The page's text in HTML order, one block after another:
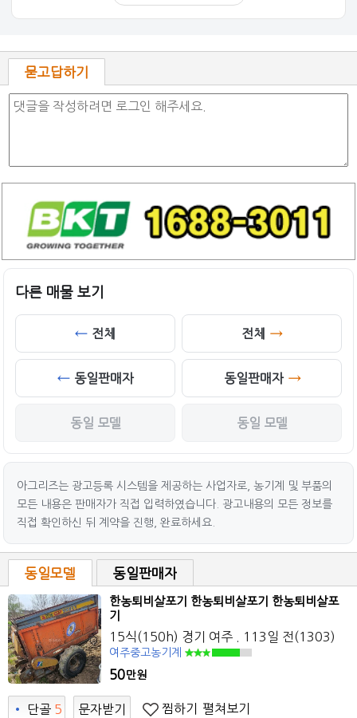
묻고답하기
다른 매물 보기
전체
동일판매자
동일 모델
전체
동일판매자
동일 모델
아그리즈는 광고등록 시스템을 제공하는 사업자로, 농기계 및 부품의
모든 내용은 판매자가 직접 입력하였습니다. 광고내용의 모든 정보를
직접 확인하신 뒤 계약을 진행, 완료하세요.
동일모델 동일판매자
한농퇴비살포기 한농퇴비살포기 한농퇴비살포
기
15식(150h) 경기 여주 . 113일 전(1303)
여주중고농기계
50만원
• 단골 5
문자받기 찜하기 펼쳐보기